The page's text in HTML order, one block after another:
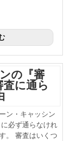
の『審
に通ら
ン・キャッシン
必ず通らなけれ
。 審査はいくつ